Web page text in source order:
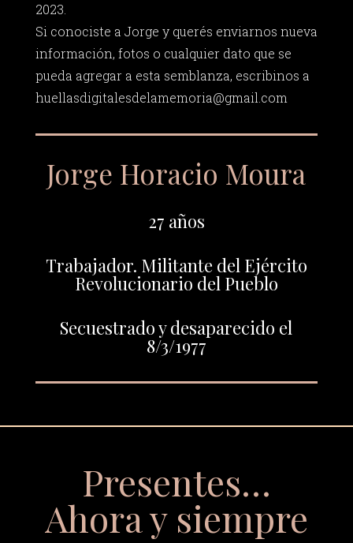
2023.
Si conociste a Jorge y querés enviarnos nueva
información, fotos o cualquier dato que se
pueda agregar a esta semblanza, escribinos a
huellasdigitalesdelamemoria@gmail.com
Jorge Horacio Moura
27 años
Trabajador. Militante del Ejército
Revolucionario del Pueblo
Secuestrado y desaparecido el
8/3/1977
Presentes…
Ahora y siempre